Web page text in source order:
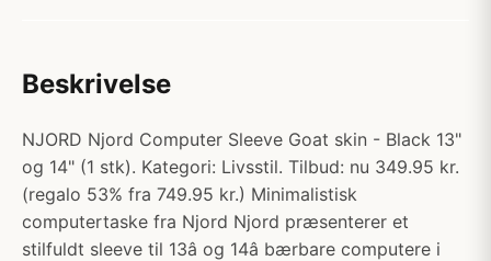
Beskrivelse
NJORD Njord Computer Sleeve Goat skin - Black 13"
og 14" (1 stk). Kategori: Livsstil. Tilbud: nu 349.95 kr.
(regalo 53% fra 749.95 kr.) Minimalistisk
computertaske fra Njord Njord præsenterer et
stilfuldt sleeve til 13â og 14â bærbare computere i